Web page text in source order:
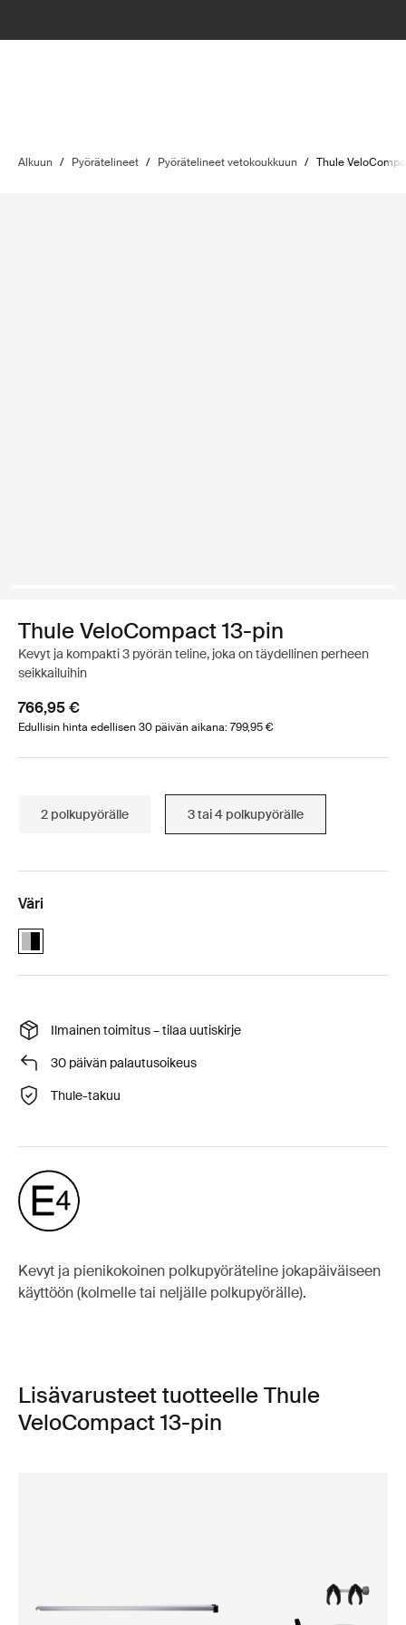
Alkuun / Pyörätelineet / Pyörätelineet vetokoukkuun / Thule
Thule VeloCompact 13-pin
Kevyt ja kompakti 3 pyörän teline, joka on täydellinen perheen
seikkailuihin
766,95 €
Edullisin hinta edellisen 30 päivän aikana: 799,95 €
2 polkupyörälle 3 tai 4 polkupyörälle
Väri
Alu-Black (selected)
Ilmainen toimitus – tilaa uutiskirje
30 päivän palautusoikeus
Thule-takuu
Kevyt ja pienikokoinen polkupyöräteline jokapäiväiseen
käyttöön (kolmelle tai neljälle polkupyörälle).
Lisävarusteet tuotteelle Thule
VeloCompact 13-pin